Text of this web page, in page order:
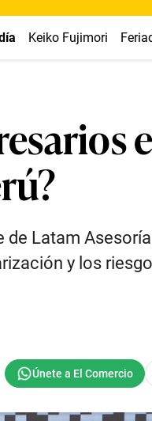
Keiko Fujimori
Latam
y los